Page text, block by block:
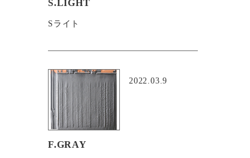
S.LIGHT
Sライト
2022.03.9
F.GRAY